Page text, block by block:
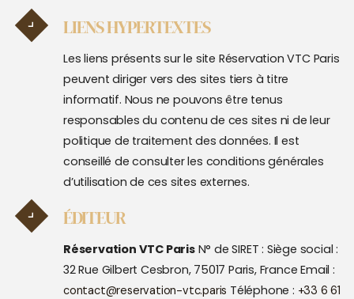
LIENS HYPERTEXTES
Les liens présents sur le site Réservation VTC Paris
peuvent diriger vers des sites tiers à titre
informatif. Nous ne pouvons être tenus
responsables du contenu de ces sites ni de leur
politique de traitement des données. Il est
conseillé de consulter les conditions générales
d’utilisation de ces sites externes.
ÉDITEUR
Réservation VTC Paris N° de SIRET : Siège social :
32 Rue Gilbert Cesbron, 75017 Paris, FranceEmail :
contact@reservation-vtc.paris Téléphone : +33 6 61